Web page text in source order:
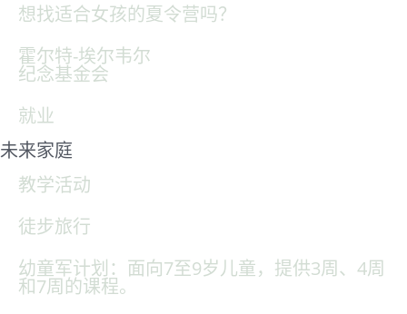
想找适合女孩的夏令营吗？
霍尔特-埃尔韦尔
纪念基金会
就业
未来家庭
教学活动
徒步旅行
幼童军计划：面向7至9岁儿童，提供3周、4周
和7周的课程。